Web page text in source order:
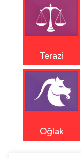
Terazi
Oğlak